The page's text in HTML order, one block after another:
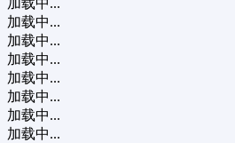
加载中...
加载中...
加载中...
加载中...
加载中...
加载中...
加载中...